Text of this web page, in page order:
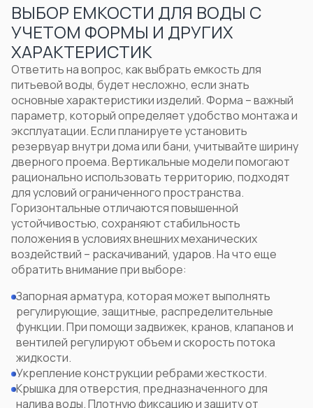
ВЫБОР ЕМКОСТИ ДЛЯ ВОДЫ С
УЧЕТОМ ФОРМЫ И ДРУГИХ
ХАРАКТЕРИСТИК
Ответить на вопрос, как выбрать емкость для
питьевой воды, будет несложно, если знать
основные характеристики изделий. Форма – важный
параметр, который определяет удобство монтажа и
эксплуатации. Если планируете установить
резервуар внутри дома или бани, учитывайте ширину
дверного проема. Вертикальные модели помогают
рационально использовать территорию, подходят
для условий ограниченного пространства.
Горизонтальные отличаются повышенной
устойчивостью, сохраняют стабильность
положения в условиях внешних механических
воздействий – раскачиваний, ударов. На что еще
обратить внимание при выборе:
Запорная арматура, которая может выполнять
регулирующие, защитные, распределительные
функции. При помощи задвижек, кранов, клапанов и
вентилей регулируют объем и скорость потока
жидкости.
Укрепление конструкции ребрами жесткости.
Крышка для отверстия, предназначенного для
налива воды. Плотную фиксацию и защиту от